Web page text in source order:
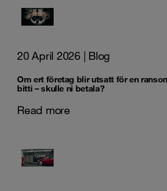
20 April 2026| Blog
Om ert företag blir utsatt för en
bitti – skulle ni betala?
Read more